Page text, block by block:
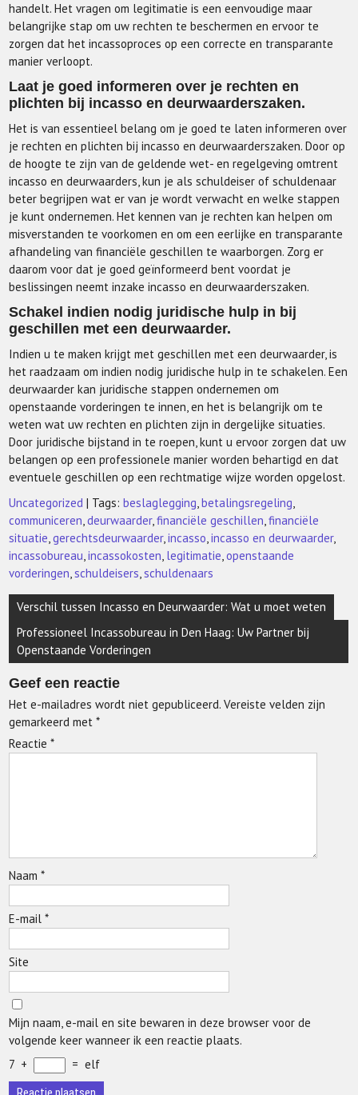
handelt. Het vragen om legitimatie is een eenvoudige maar
belangrijke stap om uw rechten te beschermen en ervoor te
zorgen dat het incassoproces op een correcte en transparante
manier verloopt.
Laat je goed informeren over je rechten en
plichten bij incasso en deurwaarderszaken.
Het is van essentieel belang om je goed te laten informeren over
je rechten en plichten bij incasso en deurwaarderszaken. Door op
de hoogte te zijn van de geldende wet- en regelgeving omtrent
incasso en deurwaarders, kun je als schuldeiser of schuldenaar
beter begrijpen wat er van je wordt verwacht en welke stappen
je kunt ondernemen. Het kennen van je rechten kan helpen om
misverstanden te voorkomen en om een eerlijke en transparante
afhandeling van financiële geschillen te waarborgen. Zorg er
daarom voor dat je goed geïnformeerd bent voordat je
beslissingen neemt inzake incasso en deurwaarderszaken.
Schakel indien nodig juridische hulp in bij
geschillen met een deurwaarder.
Indien u te maken krijgt met geschillen met een deurwaarder, is
het raadzaam om indien nodig juridische hulp in te schakelen. Een
deurwaarder kan juridische stappen ondernemen om
openstaande vorderingen te innen, en het is belangrijk om te
weten wat uw rechten en plichten zijn in dergelijke situaties.
Door juridische bijstand in te roepen, kunt u ervoor zorgen dat uw
belangen op een professionele manier worden behartigd en dat
eventuele geschillen op een rechtmatige wijze worden opgelost.
Uncategorized | Tags:beslaglegging ,betalingsregeling
communiceren ,deurwaarder,financiële geschillen ,financiële
situatie ,gerechtsdeurwaarder,incasso ,incasso en deurwaarder,
incassobureau ,incassokosten legitimatie ,openstaande
vorderingen ,schuldeisers ,schuldenaars
Berichtnavigatie
Verschil tussen Incasso en Deurwaarder: Wat u moet weten
Professioneel Incassobureau in Den Haag: Uw Partner bij
Openstaande Vorderingen
Geef een reactie
Het e-mailadres wordt niet gepubliceerd. Vereiste velden zijn
gemarkeerd met*
Reactie*
Naam*
E-mail*
Site
Mijn naam, e-mail en site bewaren in deze browser voor de
volgende keer wanneer ik een reactie plaats.
7 + = elf